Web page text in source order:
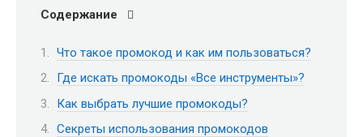
Содержание
Что такое промокод и как им пользоваться?
Где искать промокоды «Все инструменты»?
Как выбрать лучшие промокоды?
Секреты использования промокодов